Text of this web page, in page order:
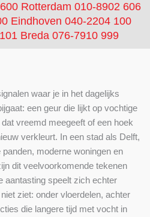
Rotterdam 010-8902 606
Eindhoven 040-2204 100
Breda 076-7910 999
waar je in het dagelijks
een geur die lijkt op vochtige
vreemd meegeeft of een hoek
verkleurt. In een stad als Delft,
moderne woningen en
dit veelvoorkomende tekenen
aantasting speelt zich echter
ziet: onder vloerdelen, achter
die langere tijd met vocht in